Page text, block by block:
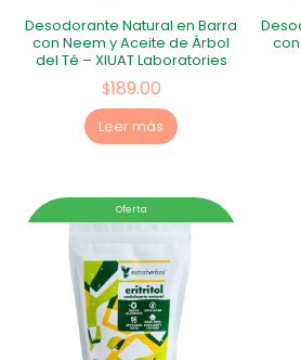
Desodorante Natural en Barra
con Neem y Aceite de Árbol
del Té – XIUAT Laboratories
$189.00
Leer más
Oferta